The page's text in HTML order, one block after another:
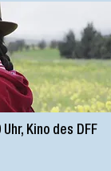
Uhr, Kino des DFF